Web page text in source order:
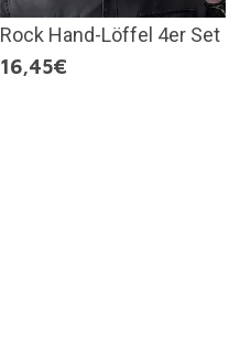
Rock Hand-Löffel 4er Set
16,45€